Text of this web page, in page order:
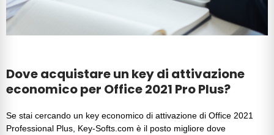
Dove acquistare un key di attivazione
economico per Office 2021 Pro Plus?
Se stai cercando un key economico di attivazione di Office 2021
Professional Plus Key-Softs.com è il posto migliore dove